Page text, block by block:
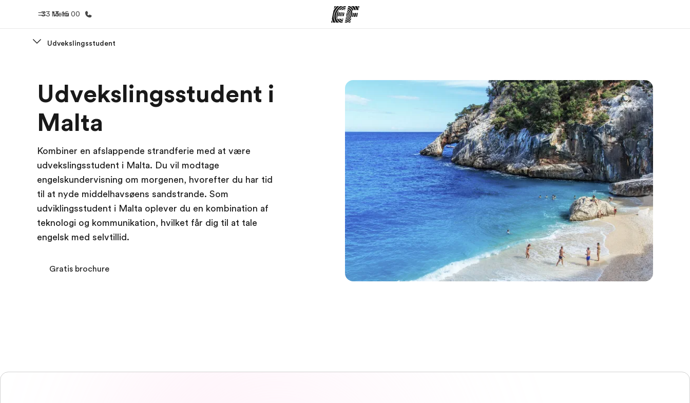
Menu
33 13 16 00
Velkommen til EF Se alt hvad vi gør Hvem er vi? Bliv en del af holdet
Udvekslingsstudent
Udvekslingsstudent i
Malta
Kombiner en afslappende strandferie med at være
udvekslingsstudent i Malta. Du vil modtage
engelskundervisning om morgenen, hvorefter du har tid
til at nyde middelhavsøens sandstrande. Som
udviklingsstudent i Malta oplever du en kombination af
teknologi og kommunikation, hvilket får dig til at tale
engelsk med selvtillid.
Gratis brochure